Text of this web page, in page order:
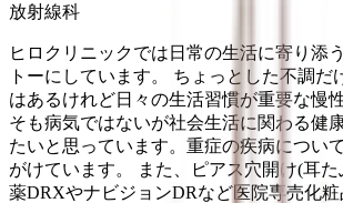
放射線科
ヒロクリニックでは日常の生活に寄り添
トーにしています。 ちょっとした不調だ
はあるけれど日々の生活習慣が重要な慢
そも病気ではないが社会生活に関わる健
たいと思っています。重症の疾病につい
がけています。 また、ピアス穴開け(耳
薬DRXやナビジョンDRなど医院専売化